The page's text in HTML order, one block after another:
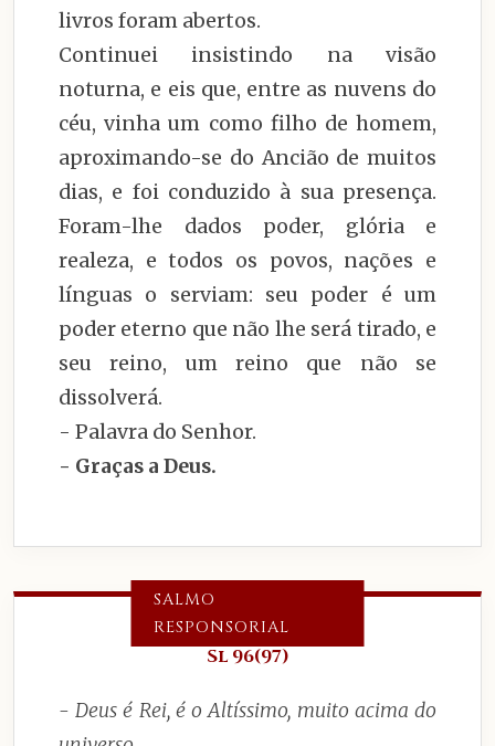
livros foram abertos.
Continuei insistindo na visão
noturna, e eis que, entre as nuvens do
céu, vinha um como filho de homem,
aproximando-se do Ancião de muitos
dias, e foi conduzido à sua presença.
Foram-lhe dados poder, glória e
realeza, e todos os povos, nações e
línguas o serviam: seu poder é um
poder eterno que não lhe será tirado, e
seu reino, um reino que não se
dissolverá.
- Palavra do Senhor.
- Graças a Deus.
SALMO
RESPONSORIAL
Sl 96(97)
- Deus é Rei, é o Altíssimo, muito acima do